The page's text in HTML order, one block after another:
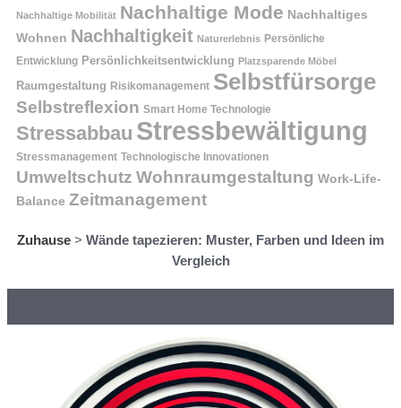
Nachhaltige Mobilität Nachhaltige Mode Nachhaltiges
Wohnen Nachhaltigkeit Naturerlebnis Persönliche
Entwicklung Persönlichkeitsentwicklung Platzsparende Möbel
Raumgestaltung Risikomanagement Selbstfürsorge
Selbstreflexion Smart Home Technologie
Stressabbau Stressbewältigung
Stressmanagement Technologische Innovationen
Umweltschutz Wohnraumgestaltung Work-Life-
Balance Zeitmanagement
Zuhause > Wände tapezieren: Muster, Farben und Ideen im
Vergleich